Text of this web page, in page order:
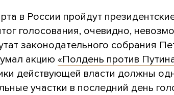
в России пройдут
голосования, очевидно,
законодательного собрания
акцию «Полдень против
действующей власти должны
участки в последний день